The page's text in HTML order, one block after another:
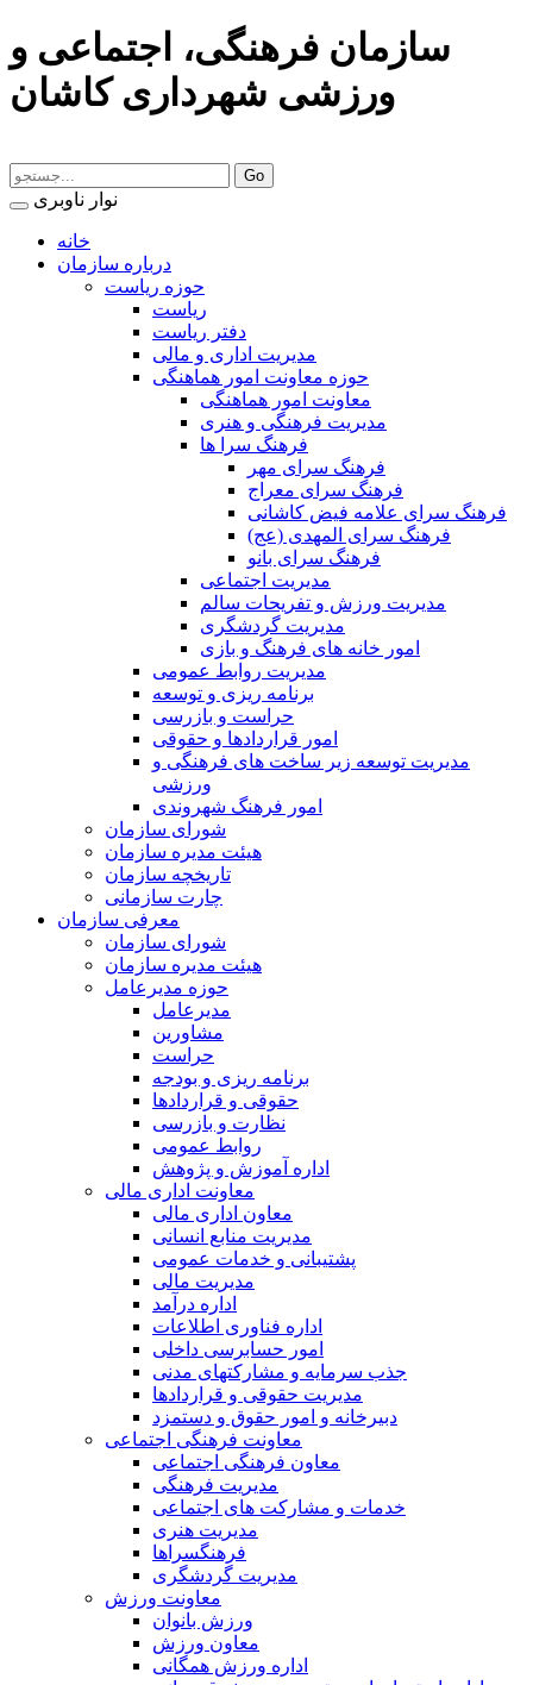
سازمان فرهنگی، اجتماعی و
ورزشی شهرداری کاشان
نوار ناوبری
خانه
درباره سازمان
حوزه ریاست
ریاست
دفتر ریاست
مدیریت اداری و مالی
حوزه معاونت امور هماهنگی
معاونت امور هماهنگی
مدیریت فرهنگی و هنری
فرهنگ سرا ها
فرهنگ سرای مهر
فرهنگ سرای معراج
فرهنگ سرای علامه فیض کاشانی
فرهنگ سرای المهدی (عج)
فرهنگ سرای بانو
مدیریت اجتماعی
مدیریت ورزش و تفریحات سالم
مدیریت گردشگری
امور خانه های فرهنگ و بازی
مدیریت روابط عمومی
برنامه ریزی و توسعه
حراست و بازرسی
امور قراردادها و حقوقی
مدیریت توسعه زیر ساخت های فرهنگی و
ورزشی
امور فرهنگ شهروندی
شورای سازمان
هیئت مدیره سازمان
تاریخچه سازمان
چارت سازمانی
معرفی سازمان
شورای سازمان
هیئت مدیره سازمان
حوزه مدیرعامل
مدیرعامل
مشاورین
حراست
برنامه ریزی و بودجه
حقوقی و قراردادها
نظارت و بازرسی
روابط عمومی
اداره آموزش و پژوهش
معاونت اداری مالی
معاون اداری مالی
مدیریت منابع انسانی
پشتیبانی و خدمات عمومی
مدیریت مالی
اداره درآمد
اداره فناوری اطلاعات
امور حسابرسی داخلی
جذب سرمایه و مشارکتهای مدنی
مدیریت حقوقی و قراردادها
دبیرخانه و امور حقوق و دستمزد
معاونت فرهنگی اجتماعی
معاون فرهنگی اجتماعی
مدیریت فرهنگی
خدمات و مشارکت های اجتماعی
مدیریت هنری
فرهنگسراها
مدیریت گردشگری
معاونت ورزش
ورزش بانوان
معاون ورزش
اداره ورزش همگانی